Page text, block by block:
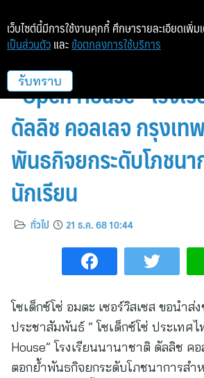
โซเด็กซ์โซ่ ประเทศไทย ร่
“Open House” โรงเ
ดัลลิช คอลเลจ กรุงเ
พันธกิจยกระดับโภชน
นักเรียน
ทั่วไป 21 ธ.ค. 68 10:44
โซเด็กซ์โซ่ อมตะ เซอร์วิสเซส ขอนำส่ง
ประชาสัมพันธ์ ” โซเด็กซ์โซ่ ประเทศ
House” โรงเรียนนานาชาติ ดัลลิช คอ
ตอกย้ำพันธกิจยกระดับโภชนาการสำ
เว็บไซต์นี้มีการใช้งานคุกกี้ ศึกษารายละเอียดเพิ่ม
เป็นส่วนตัว และ ข้อตกลงการใช้บริการ
รับทราบ